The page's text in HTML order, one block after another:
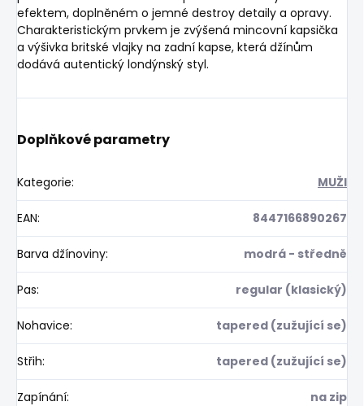
efektem, doplněném o jemné destroy detaily a opravy.
Charakteristickým prvkem je zvýšená mincovní kapsička
a výšivka britské vlajky na zadní kapse, která džínům
dodává autentický londýnský styl.
Doplňkové parametry
Kategorie: MUŽI
EAN: 8447166890267
Barva džínoviny: modrá - středně
Pas: regular (klasický)
Nohavice: tapered (zužující se)
Střih: tapered (zužující se)
Zapínání: na zip